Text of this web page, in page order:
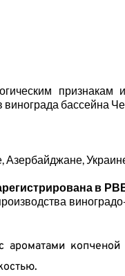
признакам
винограда бассейна
в
ароматами